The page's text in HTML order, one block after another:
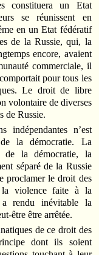
constituera un Etat
se réunissent en
en un Etat fédératif
de la Russie, qui, la
encore, avaient
commerciale, il
pour tous les
Le droit de libre
volontaire de diverses
de Russie.
indépendantes n’est
la démocratie. La
de la démocratie, la
séparé de la Russie
proclamer le droit des
la violence faite à la
rendu inévitable la
être être arrêtée.
de ce droit des
dont ils soient